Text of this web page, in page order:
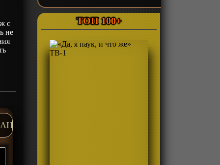
с
не
AH
ТОП 100+